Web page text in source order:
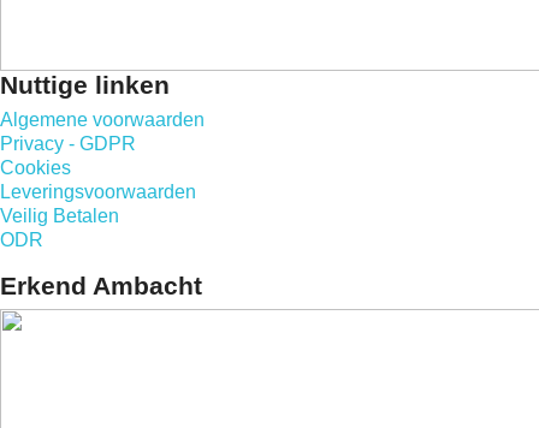
Nuttige linken
Algemene voorwaarden
Privacy - GDPR
Cookies
Leveringsvoorwaarden
Veilig Betalen
ODR
Erkend Ambacht